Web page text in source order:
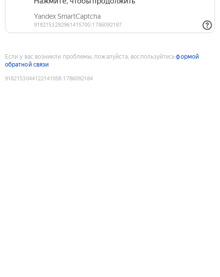
Если у вас возникли проблемы, пожалуйста, воспользуйтесьформой
обратной связи
9182153044122141058:1786092184